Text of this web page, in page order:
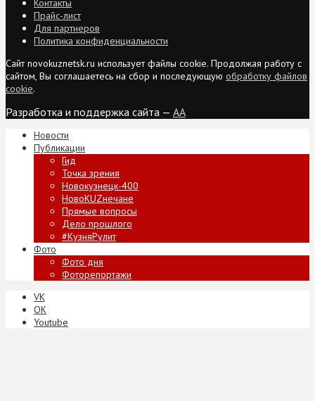
Контакты
Прайс-лист
Для партнеров
Политика конфиденциальности
Сайт novokuznetsk.ru использует файлы cookie. Продолжая работу с
сайтом, Вы соглашаетесь на сбор и последующую обработку файлов
cookie.
Разработка и поддержка сайта — AA
Новости
Публикации
Гид
Точка зрения
Новокузнецк-400
НовоKUZнечане
Прямые вопросы
Дело прошлого
#КузняРулит
Фото
Фото дня
Фоторепортажи
VK
ОК
Youtube